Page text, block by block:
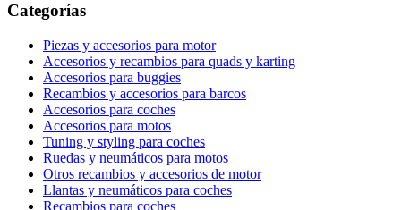
Categorías
Piezas y accesorios para motor
Accesorios y recambios para quads y karting
Accesorios para buggies
Recambios y accesorios para barcos
Accesorios para coches
Accesorios para motos
Tuning y styling para coches
Ruedas y neumáticos para motos
Otros recambios y accesorios de motor
Llantas y neumáticos para coches
Recambios para coches